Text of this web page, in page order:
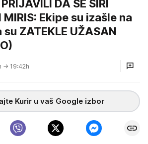
DA SE ŠIRI
MIRIS: Ekipe su izašle na
ZATEKLE UŽASAN
→ 19:42h
Kurir u vaš Google izbor